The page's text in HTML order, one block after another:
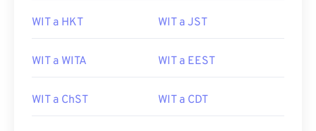
WIT a HKT WIT a JST
WIT a WITA WIT a EEST
WIT a ChST WIT a CDT